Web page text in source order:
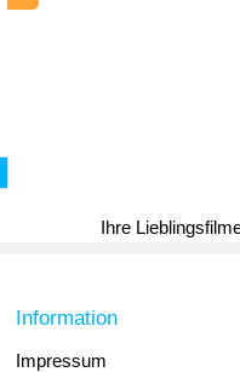
Ihre
Information
Impressum